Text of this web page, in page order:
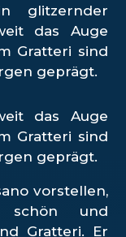
glitzernder
das Auge
Gratteri sind
geprägt.
das Auge
Gratteri sind
geprägt.
vorstellen,
und
Gratteri. Er